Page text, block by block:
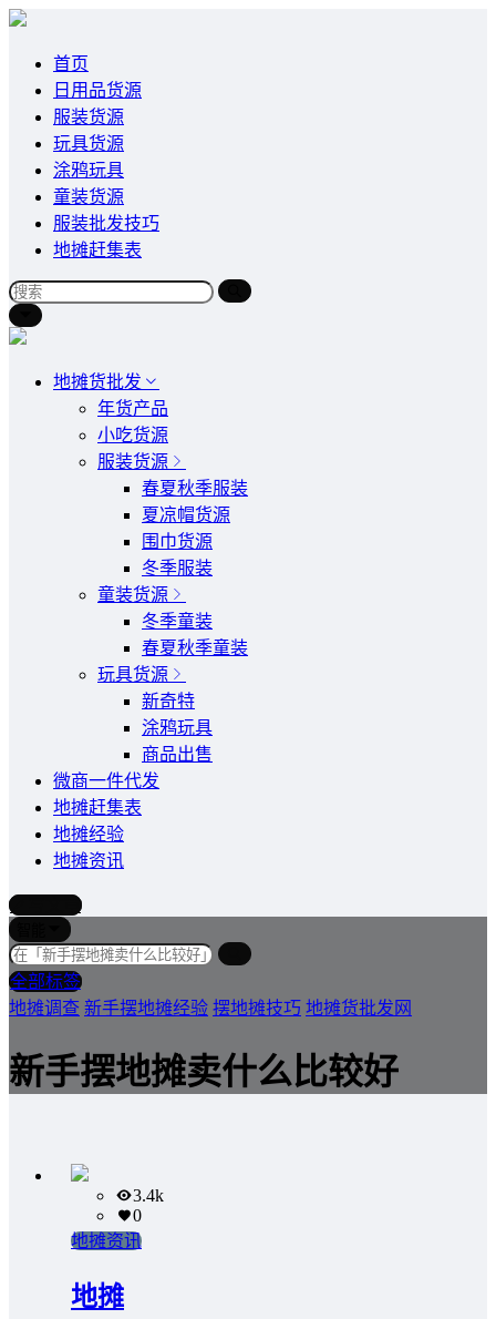
首页
日用品货源
服装货源
玩具货源
涂鸦玩具
童装货源
服装批发技巧
地摊赶集表
地摊货批发
年货产品
小吃货源
服装货源
春夏秋季服装
夏凉帽货源
围巾货源
冬季服装
童装货源
冬季童装
春夏秋季童装
玩具货源
新奇特
涂鸦玩具
商品出售
微商一件代发
地摊赶集表
地摊经验
地摊资讯
写文章
全部标签
地摊调查 新手摆地摊经验 摆地摊技巧 地摊货批发网
新手摆地摊卖什么比较好
3.4k
0
地摊资讯
地摊